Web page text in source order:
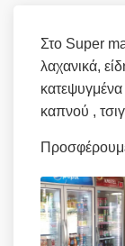
Στο Super
λαχανικά,
κατεψυγμένα
καπνού ,